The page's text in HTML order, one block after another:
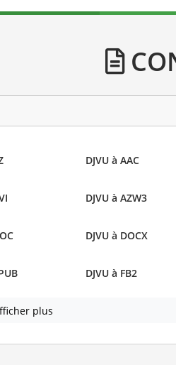
DJVU à AAC
DJVU à AZW3
DJVU à DOCX
DJVU à FB2
plus